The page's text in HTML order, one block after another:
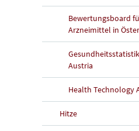
Bewertungsboard
Arzneimittel in
Austria
Health Technology
Hitze